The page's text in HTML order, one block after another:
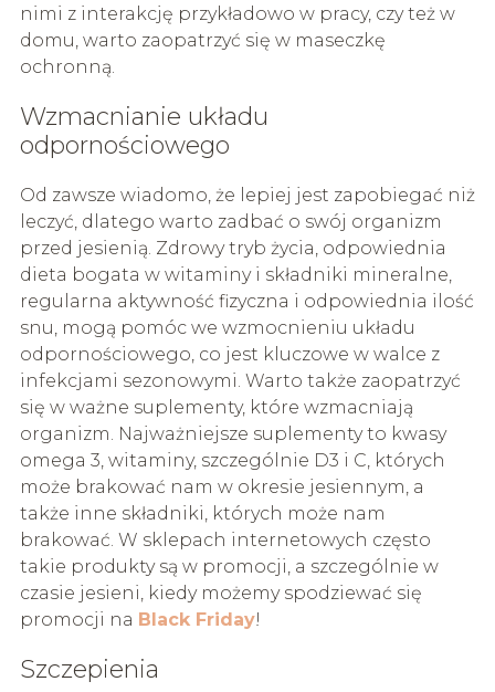
nimi z interakcję przykładowo w pracy, czy też w
domu, warto zaopatrzyć się w maseczkę
ochronną.
Wzmacnianie układu
odpornościowego
Od zawsze wiadomo, że lepiej jest zapobiegać niż
leczyć, dlatego warto zadbać o swój organizm
przed jesienią. Zdrowy tryb życia, odpowiednia
dieta bogata w witaminy i składniki mineralne,
regularna aktywność fizyczna i odpowiednia ilość
snu, mogą pomóc we wzmocnieniu układu
odpornościowego, co jest kluczowe w walce z
infekcjami sezonowymi. Warto także zaopatrzyć
się w ważne suplementy, które wzmacniają
organizm. Najważniejsze suplementy to kwasy
omega 3, witaminy, szczególnie D3 i C, których
może brakować nam w okresie jesiennym, a
także inne składniki, których może nam
brakować. W sklepach internetowych często
takie produkty są w promocji, a szczególnie w
czasie jesieni, kiedy możemy spodziewać się
promocji na Black Friday!
Szczepienia